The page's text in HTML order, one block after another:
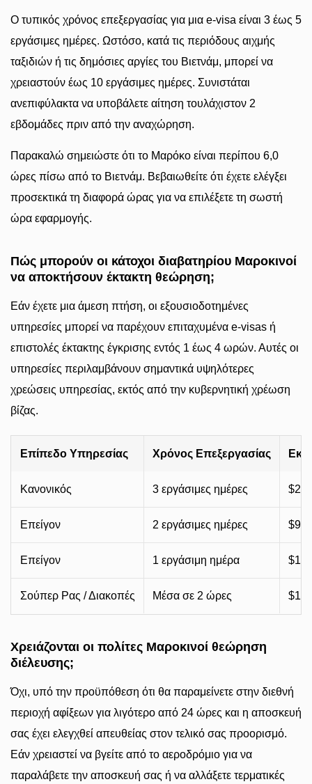
Ο τυπικός χρόνος επεξεργασίας για μια e-visa είναι 3 έως 5
εργάσιμες ημέρες. Ωστόσο, κατά τις περιόδους αιχμής
ταξιδιών ή τις δημόσιες αργίες του Βιετνάμ, μπορεί να
χρειαστούν έως 10 εργάσιμες ημέρες. Συνιστάται
ανεπιφύλακτα να υποβάλετε αίτηση τουλάχιστον 2
εβδομάδες πριν από την αναχώρηση.
Παρακαλώ σημειώστε ότι το Μαρόκο είναι περίπου 6,0
ώρες πίσω από το Βιετνάμ. Βεβαιωθείτε ότι έχετε ελέγξει
προσεκτικά τη διαφορά ώρας για να επιλέξετε τη σωστή
ώρα εφαρμογής.
Πώς μπορούν οι κάτοχοι διαβατηρίου Μαροκινοί
να αποκτήσουν έκτακτη θεώρηση;
Εάν έχετε μια άμεση πτήση, οι εξουσιοδοτημένες
υπηρεσίες μπορεί να παρέχουν επιταχυμένα e-visas ή
επιστολές έκτακτης έγκρισης εντός 1 έως 4 ωρών. Αυτές οι
υπηρεσίες περιλαμβάνουν σημαντικά υψηλότερες
χρεώσεις υπηρεσίας, εκτός από την κυβερνητική χρέωση
βίζας.
Επίπεδο Υπηρεσίας Χρόνος Επεξεργασίας
Κανονικός 3 εργάσιμες ημέρες $25
Επείγον 2 εργάσιμες ημέρες
Επείγον 1 εργάσιμη ημέρα
Σούπερ Ρας / Διακοπές Μέσα σε 2 ώρες
Χρειάζονται οι πολίτες Μαροκινοί θεώρηση
διέλευσης;
Όχι, υπό την προϋπόθεση ότι θα παραμείνετε στην διεθνή
περιοχή αφίξεων για λιγότερο από 24 ώρες και η αποσκευή
σας έχει ελεγχθεί απευθείας στον τελικό σας προορισμό.
Εάν χρειαστεί να βγείτε από το αεροδρόμιο για να
παραλάβετε την αποσκευή σας ή να αλλάξετε τερματικές